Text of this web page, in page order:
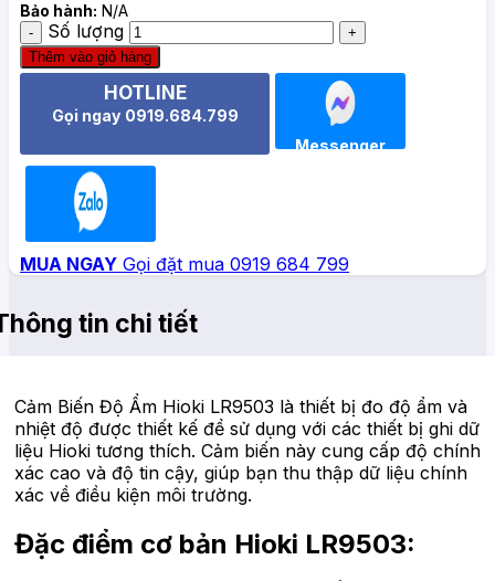
Bảo hành: N/A
Số lượng
Thêm vào giỏ hàng
HOTLINE
Gọi ngay 0919.684.799
Messenger
MUA NGAY Gọi đặt mua 0919 684 799
tin chi tiết
Cảm Biến Độ Ẩm Hioki LR9503 là thiết bị đo độ ẩm và
nhiệt độ được thiết kế để sử dụng với các thiết bị ghi dữ
liệu Hioki tương thích. Cảm biến này cung cấp độ chính
xác cao và độ tin cậy, giúp bạn thu thập dữ liệu chính
xác về điều kiện môi trường.
Đặc điểm cơ bản Hioki LR9503: